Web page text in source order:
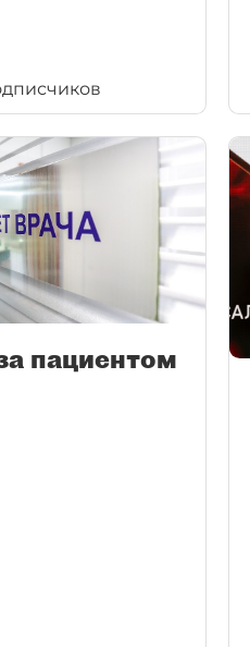
пациентом